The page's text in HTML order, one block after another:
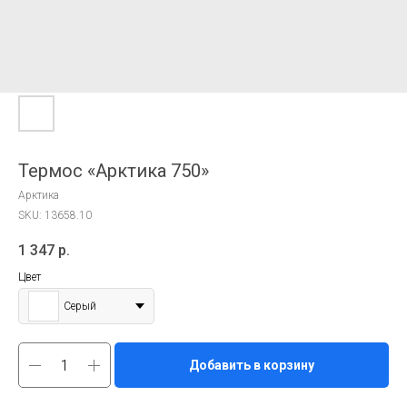
Термос «Арктика 750»
Арктика
SKU: 13658.10
1 347 р.
Цвет
Серый
Добавить в корзину